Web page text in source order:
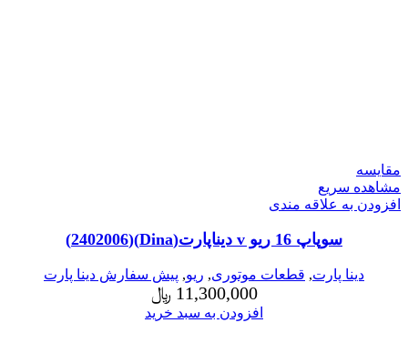
مقایسه
مشاهده سریع
افزودن به علاقه مندی
سوپاپ 16 ریو v دیناپارت(Dina)(2402006)
دینا پارت, قطعات موتوری, ریو, پیش سفارش دینا پارت
11,300,000 ﷼
افزودن به سبد خرید